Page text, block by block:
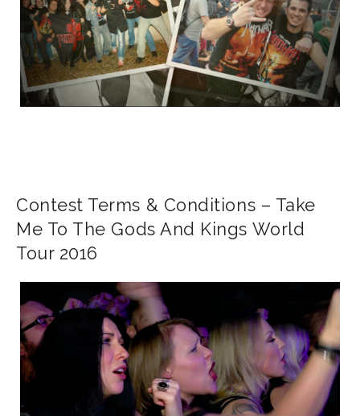
Contest Terms & Conditions – Take
Me To The Gods And Kings World
Tour 2016